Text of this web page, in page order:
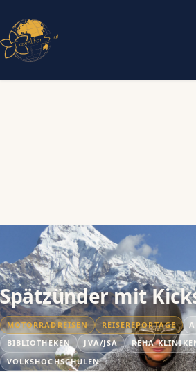
Spätzünder mit
MOTORRADREISEN REISEREPORTAGE
BIBLIOTHEKEN
JVA/JSA REHA-
VOLKSHOCHSCHULEN